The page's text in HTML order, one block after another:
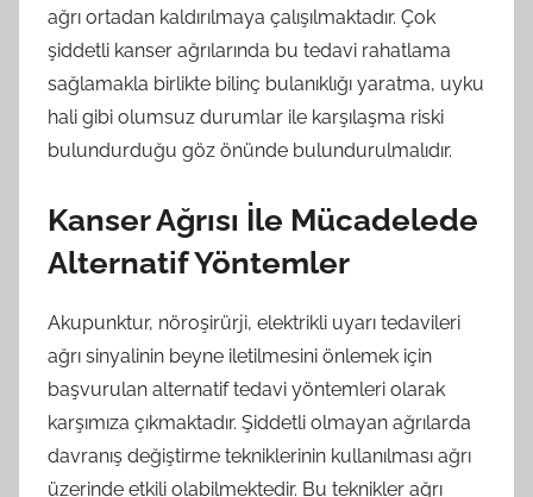
ağrı ortadan kaldırılmaya çalışılmaktadır. Çok
şiddetli kanser ağrılarında bu tedavi rahatlama
sağlamakla birlikte bilinç bulanıklığı yaratma, uyku
hali gibi olumsuz durumlar ile karşılaşma riski
bulundurduğu göz önünde bulundurulmalıdır.
Kanser Ağrısı İle Mücadelede
Alternatif Yöntemler
Akupunktur, nöroşirürji, elektrikli uyarı tedavileri
ağrı sinyalinin beyne iletilmesini önlemek için
başvurulan alternatif tedavi yöntemleri olarak
karşımıza çıkmaktadır. Şiddetli olmayan ağrılarda
davranış değiştirme tekniklerinin kullanılması ağrı
üzerinde etkili olabilmektedir. Bu teknikler ağrı